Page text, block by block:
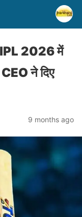
IPL 2026 में
ने दिए
9 months ago